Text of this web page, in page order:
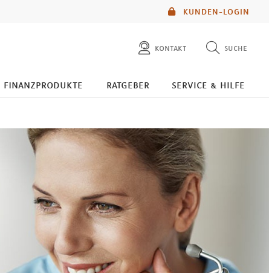
KUNDEN-LOGIN
kontakt suche
diese website durchsuchen
finanzprodukte ratgeber service & hilfe